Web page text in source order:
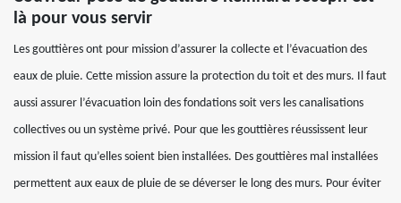
là pour vous servir
Les gouttières ont pour mission d’assurer la collecte et l’évacuation des
eaux de pluie. Cette mission assure la protection du toit et des murs. Il faut
aussi assurer l’évacuation loin des fondations soit vers les canalisations
collectives ou un système privé. Pour que les gouttières réussissent leur
mission il faut qu’elles soient bien installées. Des gouttières mal installées
permettent aux eaux de pluie de se déverser le long des murs. Pour éviter